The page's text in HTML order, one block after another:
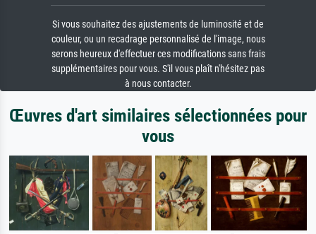
Si vous souhaitez des ajustements de luminosité et de
couleur, ou un recadrage personnalisé de l'image, nous
serons heureux d'effectuer ces modifications sans frais
supplémentaires pour vous. S'il vous plaît n'hésitez pas
à nous contacter.
Œuvres d'art similaires sélectionnées pour
vous